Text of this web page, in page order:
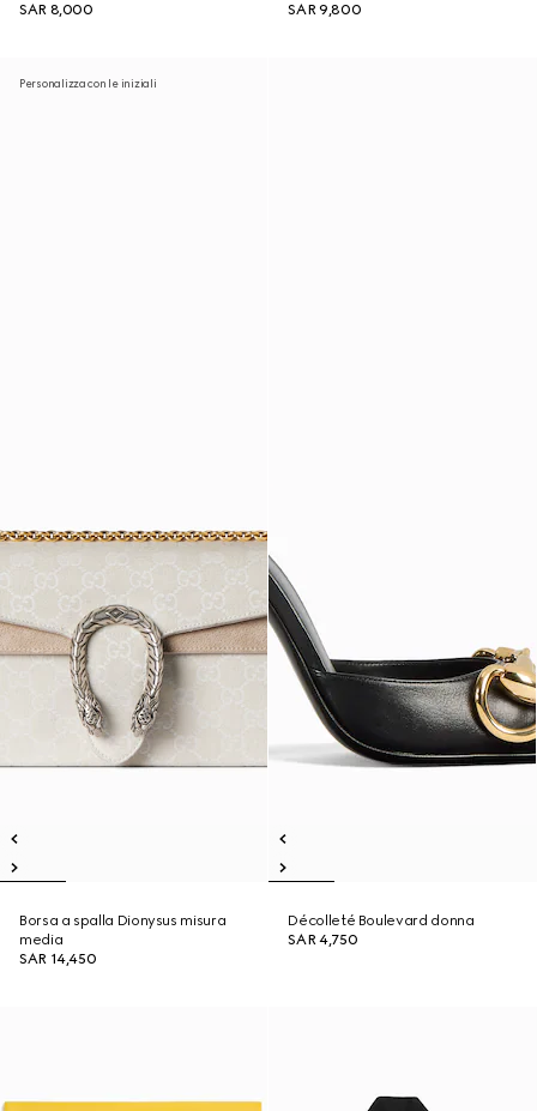
SAR 8,000
SAR 9,800
Personalizza con le iniziali
Borsa a spalla Dionysus misura
media
SAR 14,450
Décolleté Boulevard donna
SAR 4,750